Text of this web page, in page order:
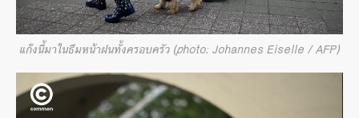
แก๊งนี้มาในธีมหน้าฝนทั้งครอบครัว (photo: Johannes Eiselle / AFP)